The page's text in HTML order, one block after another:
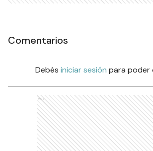
Comentarios
Debés iniciar sesión para poder
Ads